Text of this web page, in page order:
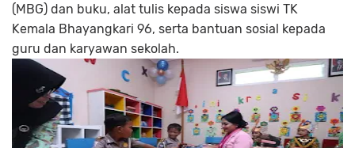
(MBG) dan buku, alat tulis kepada siswa siswi TK
Kemala Bhayangkari 96, serta bantuan sosial kepada
guru dan karyawan sekolah.